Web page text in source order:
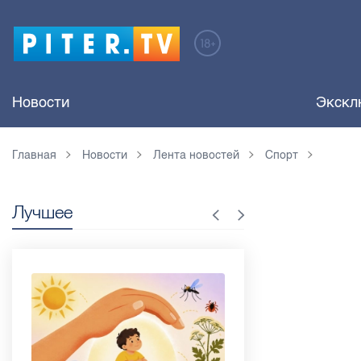
Новости
Главная Новости Лента новостей Спорт
Лучшее